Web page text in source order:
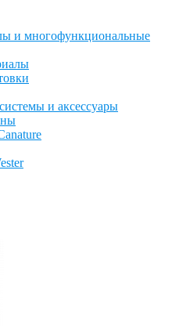
и многофункциональные
и аксессуары